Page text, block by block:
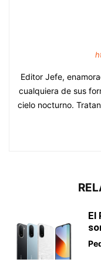
Editor Jefe,
cualquiera de sus
cielo nocturno.
El